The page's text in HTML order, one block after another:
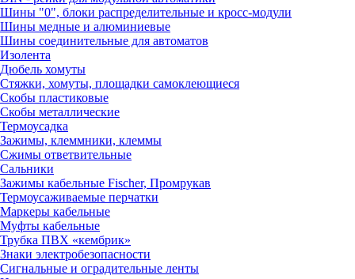
Шины "0", блоки распределительные и кросс-модули
Шины медные и алюминиевые
Шины соединительные для автоматов
Изолента
Дюбель хомуты
Стяжки, хомуты, площадки самоклеющиеся
Скобы пластиковые
Скобы металлические
Термоусадка
Зажимы, клеммники, клеммы
Сжимы ответвительные
Сальники
Зажимы кабельные Fischer, Промрукав
Термоусаживаемые перчатки
Маркеры кабельные
Муфты кабельные
Трубка ПВХ «кембрик»
Знаки электробезопасности
Сигнальные и оградительные ленты